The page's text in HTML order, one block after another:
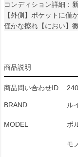
コンディション詳細：
【外側】ポケットに僅
僅かな擦れ【におい】
商品説明
商品問い合わせID
BRAND ル
MODEL ポ
モ